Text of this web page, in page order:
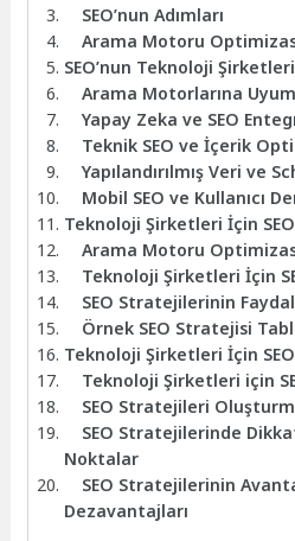
SEO’nun Adımları
Arama Motoru
SEO’nun Teknoloji
Arama Motorlarına
Yapay Zeka ve SEO
Teknik SEO ve İçerik
Yapılandırılmış Veri ve
Mobil SEO ve Kullanıcı
Teknoloji Şirketleri İçin
Arama Motoru
Teknoloji Şirketleri İçin
SEO Stratejilerinin
Örnek SEO Stratejisi
Teknoloji Şirketleri İçin
Teknoloji Şirketleri için
SEO Stratejileri
SEO Stratejilerinde
Noktalar
SEO Stratejilerinin
Dezavantajları